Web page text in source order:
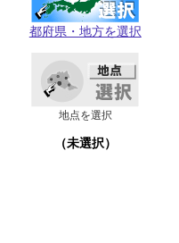
都府県・地方を選択
地点を選択
（未選択）